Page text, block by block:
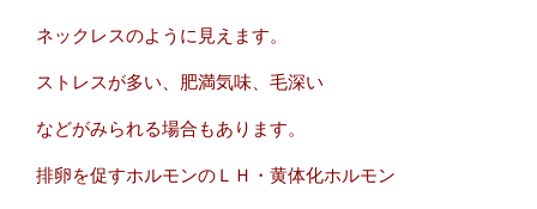
ネックレスのように見えます。
ストレスが多い、肥満気味、毛深い
などがみられる場合もあります。
排卵を促すホルモンのＬＨ・黄体化ホルモン